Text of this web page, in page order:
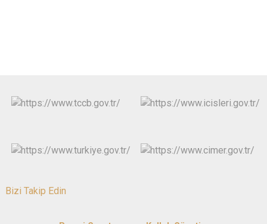
Bizi Takip Edin